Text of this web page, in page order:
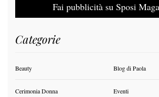
Fai pubblicità su Sposi
Categorie
Beauty Blog di Paola
Cerimonia Donna Eventi